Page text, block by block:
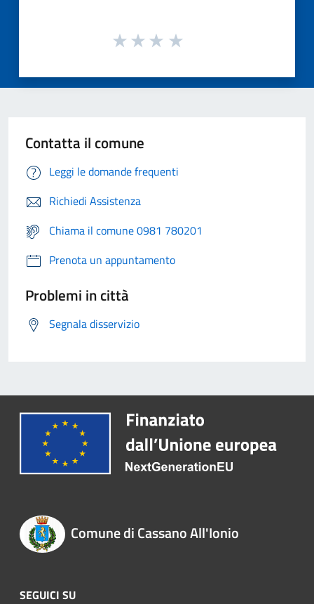
Contatta il comune
Leggi le domande frequenti
Richiedi Assistenza
Chiama il comune 0981 780201
Prenota un appuntamento
Problemi in città
Segnala disservizio
Comune di Cassano All'Ionio
SEGUICI SU